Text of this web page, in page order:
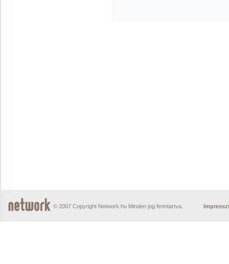
© 2007 Copyright Network.hu Minden jog fenntartva.